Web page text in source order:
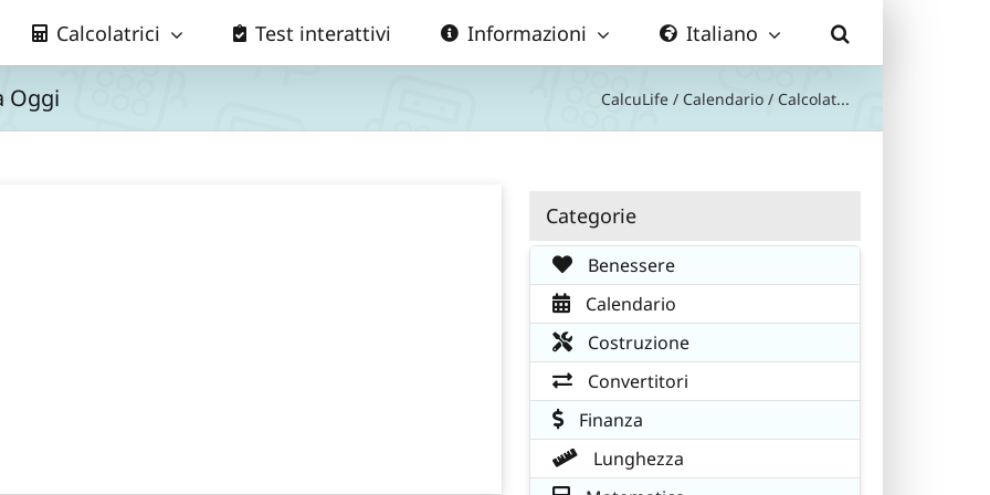
Calcolatrici Test interattivi Informazioni Italiano
Oggi CalcuLife / Calendario / Calcolat...
Categorie
Benessere
Calendario
Costruzione
Convertitori
Finanza
Lunghezza